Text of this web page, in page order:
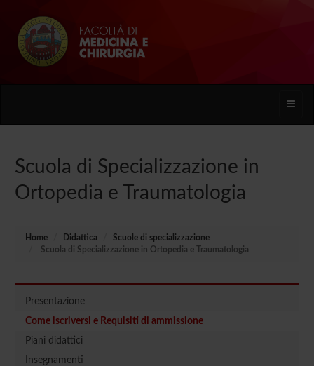
Toggle
Scuola di Specializzazione in
Ortopedia e Traumatologia
Home Didattica
Scuole di specializzazione
Scuola di Specializzazione in Ortopedia e Traumatologia
Presentazione
Come iscriversi e Requisiti di ammissione
Piani didattici
Insegnamenti